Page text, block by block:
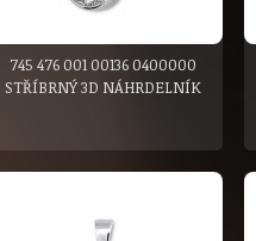
745 476 001 00136 0400000
STŘÍBRNÝ 3D NÁHRDELNÍK